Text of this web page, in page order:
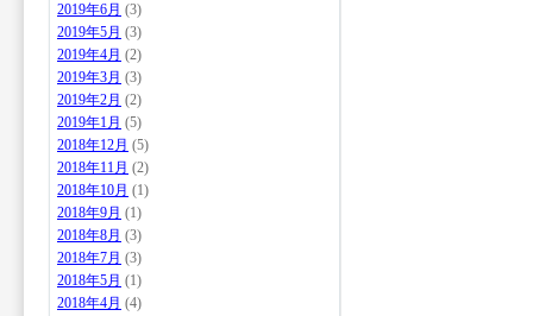
2019年6月 (3)
2019年5月 (3)
2019年4月 (2)
2019年3月 (3)
2019年2月 (2)
2019年1月 (5)
2018年12月 (5)
2018年11月 (2)
2018年10月 (1)
2018年9月 (1)
2018年8月 (3)
2018年7月 (3)
2018年5月 (1)
2018年4月 (4)